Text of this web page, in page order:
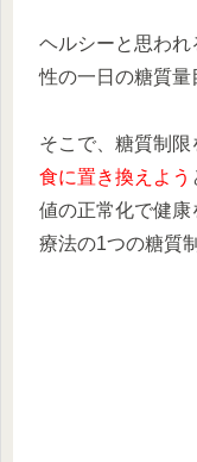
ヘルシーと思われ
性の一日の糖質量
そこで、糖質制
食に置き換えよう
値の正常化で健
療法の1つの糖質